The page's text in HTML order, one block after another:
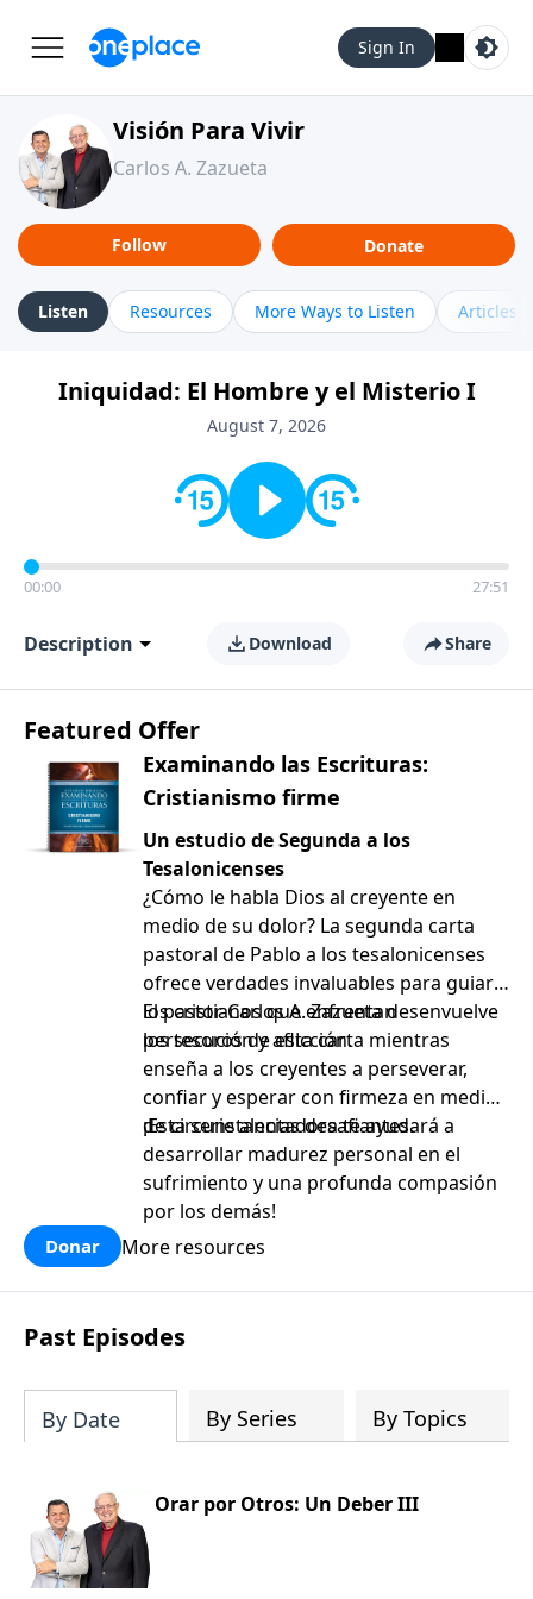
Sign In
Visión Para Vivir
Carlos A. Zazueta
Follow Donate
Listen Resources More Ways to Listen Articles
Iniquidad: El Hombre y el Misterio I
August 7, 2026
00:00 27:51
Description Download Share
Featured Offer
Examinando las Escrituras:
Cristianismo firme
Un estudio de Segunda a los
Tesalonicenses
¿Cómo le habla Dios al creyente en
medio de su dolor? La segunda carta
pastoral de Pablo a los tesalonicenses
ofrece verdades invaluables para guiar a
los cristianos que enfrentan
persecución y aflicción.
El pastor Carlos A. Zazueta desenvuelve
los tesoros de esta carta mientras
enseña a los creyentes a perseverar,
confiar y esperar con firmeza en medio
de circunstancias desafiantes.
¡Esta serie alentadora te ayudará a
desarrollar madurez personal en el
sufrimiento y una profunda compasión
por los demás!
Donar More resources
Past Episodes
By Date By Series By Topics
Orar por Otros: Un Deber III